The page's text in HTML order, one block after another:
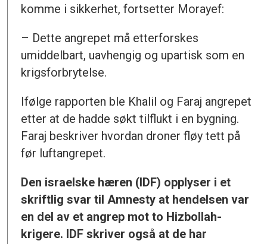
komme i sikkerhet, fortsetter Morayef:
– Dette angrepet må etterforskes
umiddelbart, uavhengig og upartisk som en
krigsforbrytelse.
Ifølge rapporten ble Khalil og Faraj angrepet
etter at de hadde søkt tilflukt i en bygning.
Faraj beskriver hvordan droner fløy tett på
før luftangrepet.
Den israelske hæren (IDF) opplyser i et
skriftlig svar til Amnesty at hendelsen var
en del av et angrep mot to Hizbollah-
krigere. IDF skriver også at de har